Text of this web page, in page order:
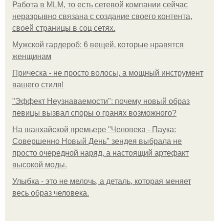
Работа в MLM, то есть сетевой компании сейчас
неразрывно связана с создание своего контента,
своей страницы в соц сетях.
Мужской гардероб: 6 вещей, которые нравятся
женщинам
Прическа - не просто волосы, а мощный инструмент
вашего стиля!
"Эффект Неузнаваемости": почему новый образ
певицы вызвал споры о гранях возможного?
На шанхайской премьере "Человека - Паука:
Совершенно Новый День" зендея выбрала не
просто очередной наряд, а настоящий артефакт
высокой моды.
Улыбка - это не мелочь, а деталь, которая меняет
весь образ человека.